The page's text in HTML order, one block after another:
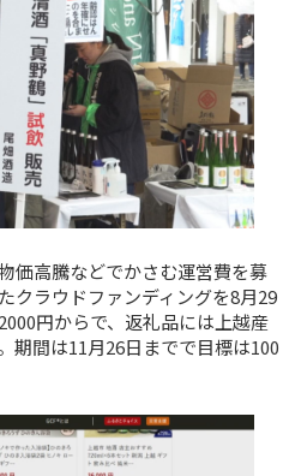
価高騰などでかさむ運営費を募
クラウドファンディングを8月29
円からで、返礼品には上越産
期間は11月26日までで目標は100